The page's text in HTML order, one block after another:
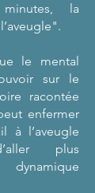
la
le mental
sur le
racontée
enfermer
à l’aveugle
plus